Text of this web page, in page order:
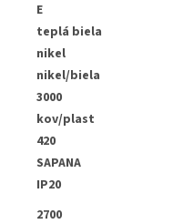
E
teplá biela
nikel
nikel/biela
3000
kov/plast
420
SAPANA
IP20
2700